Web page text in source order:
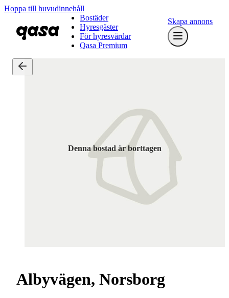
Hoppa till huvudinnehåll
Bostäder
Hyresgäster
För hyresvärdar
Qasa Premium
Skapa annons
Denna bostad är borttagen
Albyvägen, Norsborg